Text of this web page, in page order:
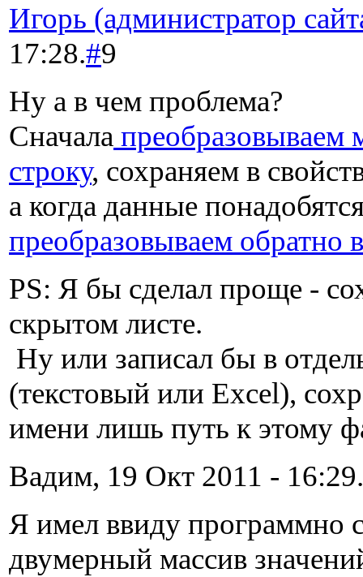
Игорь (администратор
17:28.#9
Ну а в чем проблема?
Сначала преобразовываем
строку, сохраняем в
а когда данные
преобразовываем обратно
PS: Я бы сделал проще -
скрытом листе.
Ну или записал бы в
(текстовый или Excel),
имени лишь путь к этому
Вадим, 19 Окт 2011 - 16:29.
Я имел ввиду программно
двумерный массив